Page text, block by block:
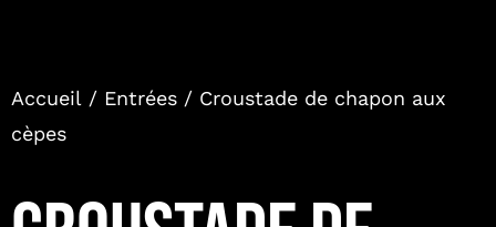
Accueil / Entrées / Croustade de chapon aux
cèpes